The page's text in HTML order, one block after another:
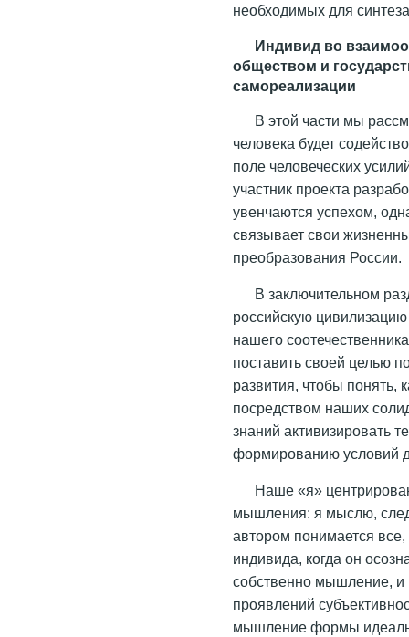
необходимых для
Индивид во
обществом и
самореализации
В этой части мы
человека будет
поле человеческих
участник проекта
увенчаются успехом,
связывает свои
преобразования России.
В заключительном
российскую
нашего
поставить своей целью
развития, чтобы понять,
посредством наших
знаний активизировать
формированию условий
Наше «я»
мышления: я мыслю,
автором понимается
индивида, когда он
собственно мышление, и
проявлений
мышление формы